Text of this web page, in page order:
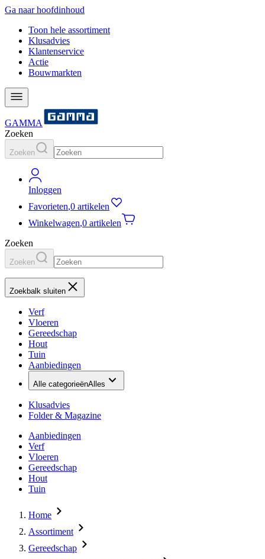
Ga naar hoofdinhoud
Toon hele assortiment
Klusadvies
Klantenservice
Actie
Bouwmarkten
GAMMA
Zoeken
Zoeken
Inloggen
Favorieten,0 artikelen
Winkelwagen,0 artikelen
Zoeken
Zoeken
Zoekbalk sluiten
Verf
Vloeren
Gereedschap
Hout
Tuin
Aanbiedingen
Alle categorieënAlles
Klusadvies
Folder & Magazine
Aanbiedingen
Verf
Vloeren
Gereedschap
Hout
Tuin
Home
Assortiment
Gereedschap